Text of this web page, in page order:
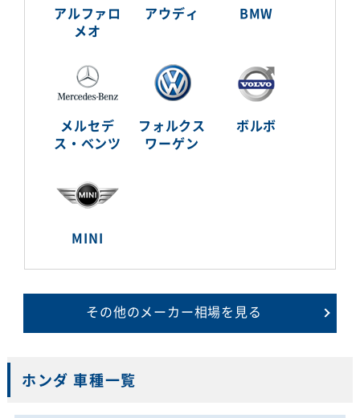
アルファロ
メオ
アウディ BMW
メルセデ
ス・ベンツ
フォルクス
ワーゲン
ボルボ
MINI
その他のメーカー相場を見る
ホンダ 車種一覧